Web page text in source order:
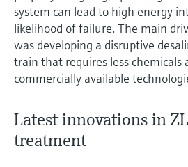
system can lead to high energy
likelihood of failure. The main
was developing a disruptive
train that requires less chemicals
commercially available
Latest innovations in
treatment